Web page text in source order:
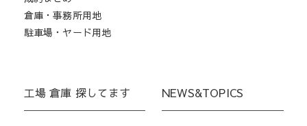
倉庫・事務所用地
駐車場・ヤード用地
工場 倉庫 探してます NEWS&TOPICS